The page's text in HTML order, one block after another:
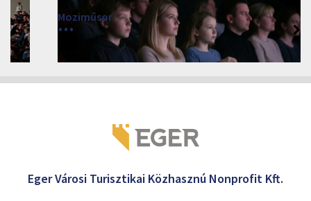
Moziműsor
2026
Cinema Agria, Eger 3300, Törvényház utca 4.
Eger Városi Turisztikai Közhasznú Nonprofit Kft.